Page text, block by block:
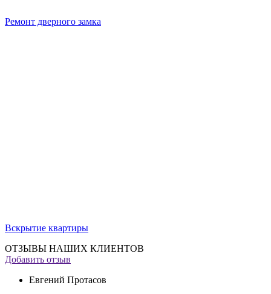
Ремонт дверного замка
Вскрытие квартиры
ОТЗЫВЫ НАШИХ КЛИЕНТОВ
Добавить отзыв
Евгений Протасов